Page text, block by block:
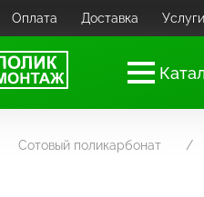
Оплата Доставка Услуги
Сотовый поликарбонат